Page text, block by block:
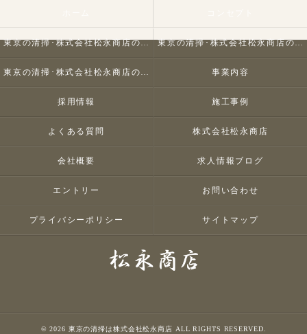
東京の清掃･株式会社松永商店の口コミ情報 東京の清掃･株式会社松永商店の評判
東京の清掃･株式会社松永商店のお客様の声 事業内容
採用情報 施工事例
よくある質問 株式会社松永商店
会社概要 求人情報ブログ
エントリー お問い合わせ
プライバシーポリシー サイトマップ
© 2026 東京の清掃は株式会社松永商店 ALL RIGHTS RESERVED.